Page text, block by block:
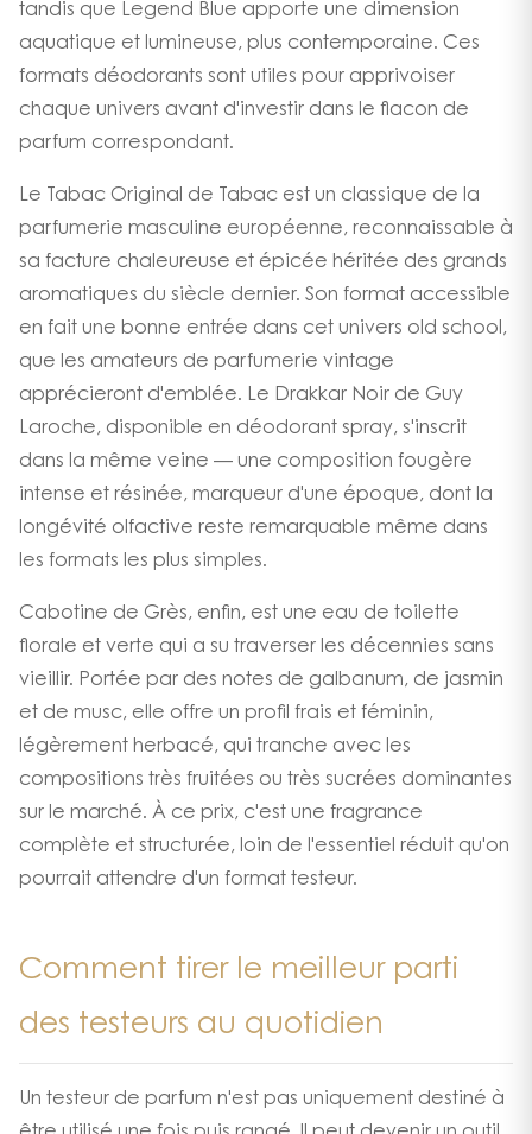
tandis que Legend Blue apporte une dimension
aquatique et lumineuse, plus contemporaine. Ces
formats déodorants sont utiles pour apprivoiser
chaque univers avant d'investir dans le flacon de
parfum correspondant.
Le Tabac Original de Tabac est un classique de la
parfumerie masculine européenne, reconnaissable à
sa facture chaleureuse et épicée héritée des grands
aromatiques du siècle dernier. Son format accessible
en fait une bonne entrée dans cet univers old school,
que les amateurs de parfumerie vintage
apprécieront d'emblée. Le Drakkar Noir de Guy
Laroche, disponible en déodorant spray, s'inscrit
dans la même veine — une composition fougère
intense et résinée, marqueur d'une époque, dont la
longévité olfactive reste remarquable même dans
les formats les plus simples.
Cabotine de Grès, enfin, est une eau de toilette
florale et verte qui a su traverser les décennies sans
vieillir. Portée par des notes de galbanum, de jasmin
et de musc, elle offre un profil frais et féminin,
légèrement herbacé, qui tranche avec les
compositions très fruitées ou très sucrées dominantes
sur le marché. À ce prix, c'est une fragrance
complète et structurée, loin de l'essentiel réduit qu'on
pourrait attendre d'un format testeur.
Comment tirer le meilleur parti
des testeurs au quotidien
Un testeur de parfum n'est pas uniquement destiné à